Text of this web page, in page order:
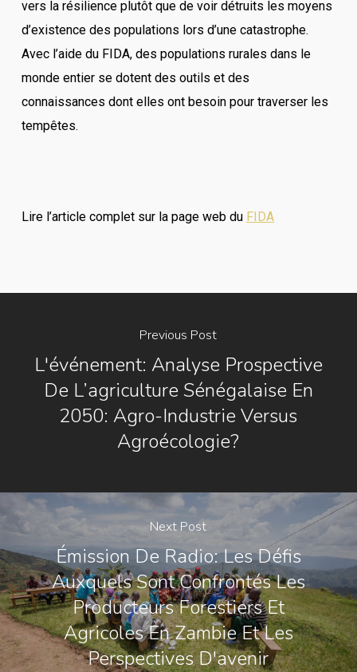
vers la résilience plutôt que de voir détruits les moyens
d’existence des populations lors d’une catastrophe.
Avec l’aide du FIDA, des populations rurales dans le
monde entier se dotent des outils et des
connaissances dont elles ont besoin pour traverser les
tempêtes.
Lire l’article complet sur la page web du FIDA
Previous Post
L'événement: Analyse Prospective
De L’agriculture Sénégalaise En
2050: Agro-Industrie Versus
Agroécologie?
Next Post
Émission De Radio: Les Défis
Auxquels Sont Confrontés Les
Producteurs Forestiers Et
Agricoles En Zambie Et Les
Perspectives D'avenir